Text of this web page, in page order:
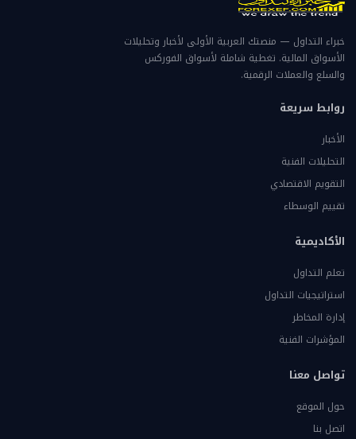
خبراء التداول — منصتك العربية الأولى لأخبار وتحليلات
الأسواق المالية. تغطية شاملة لأسواق الفوركس
والسلع والعملات الرقمية.
روابط سريعة
الأخبار
التحليلات الفنية
التقويم الاقتصادي
تقييم الوسطاء
الأكاديمية
تعلم التداول
استراتيجيات التداول
إدارة المخاطر
المؤشرات الفنية
تواصل معنا
حول الموقع
اتصل بنا